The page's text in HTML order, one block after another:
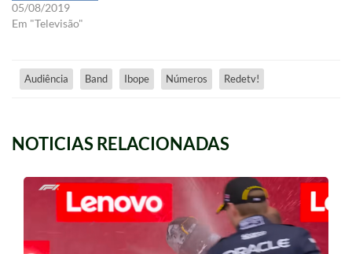
05/08/2019
Em "Televisão"
Audiência Band Ibope Números Redetv!
NOTICIAS RELACIONADAS